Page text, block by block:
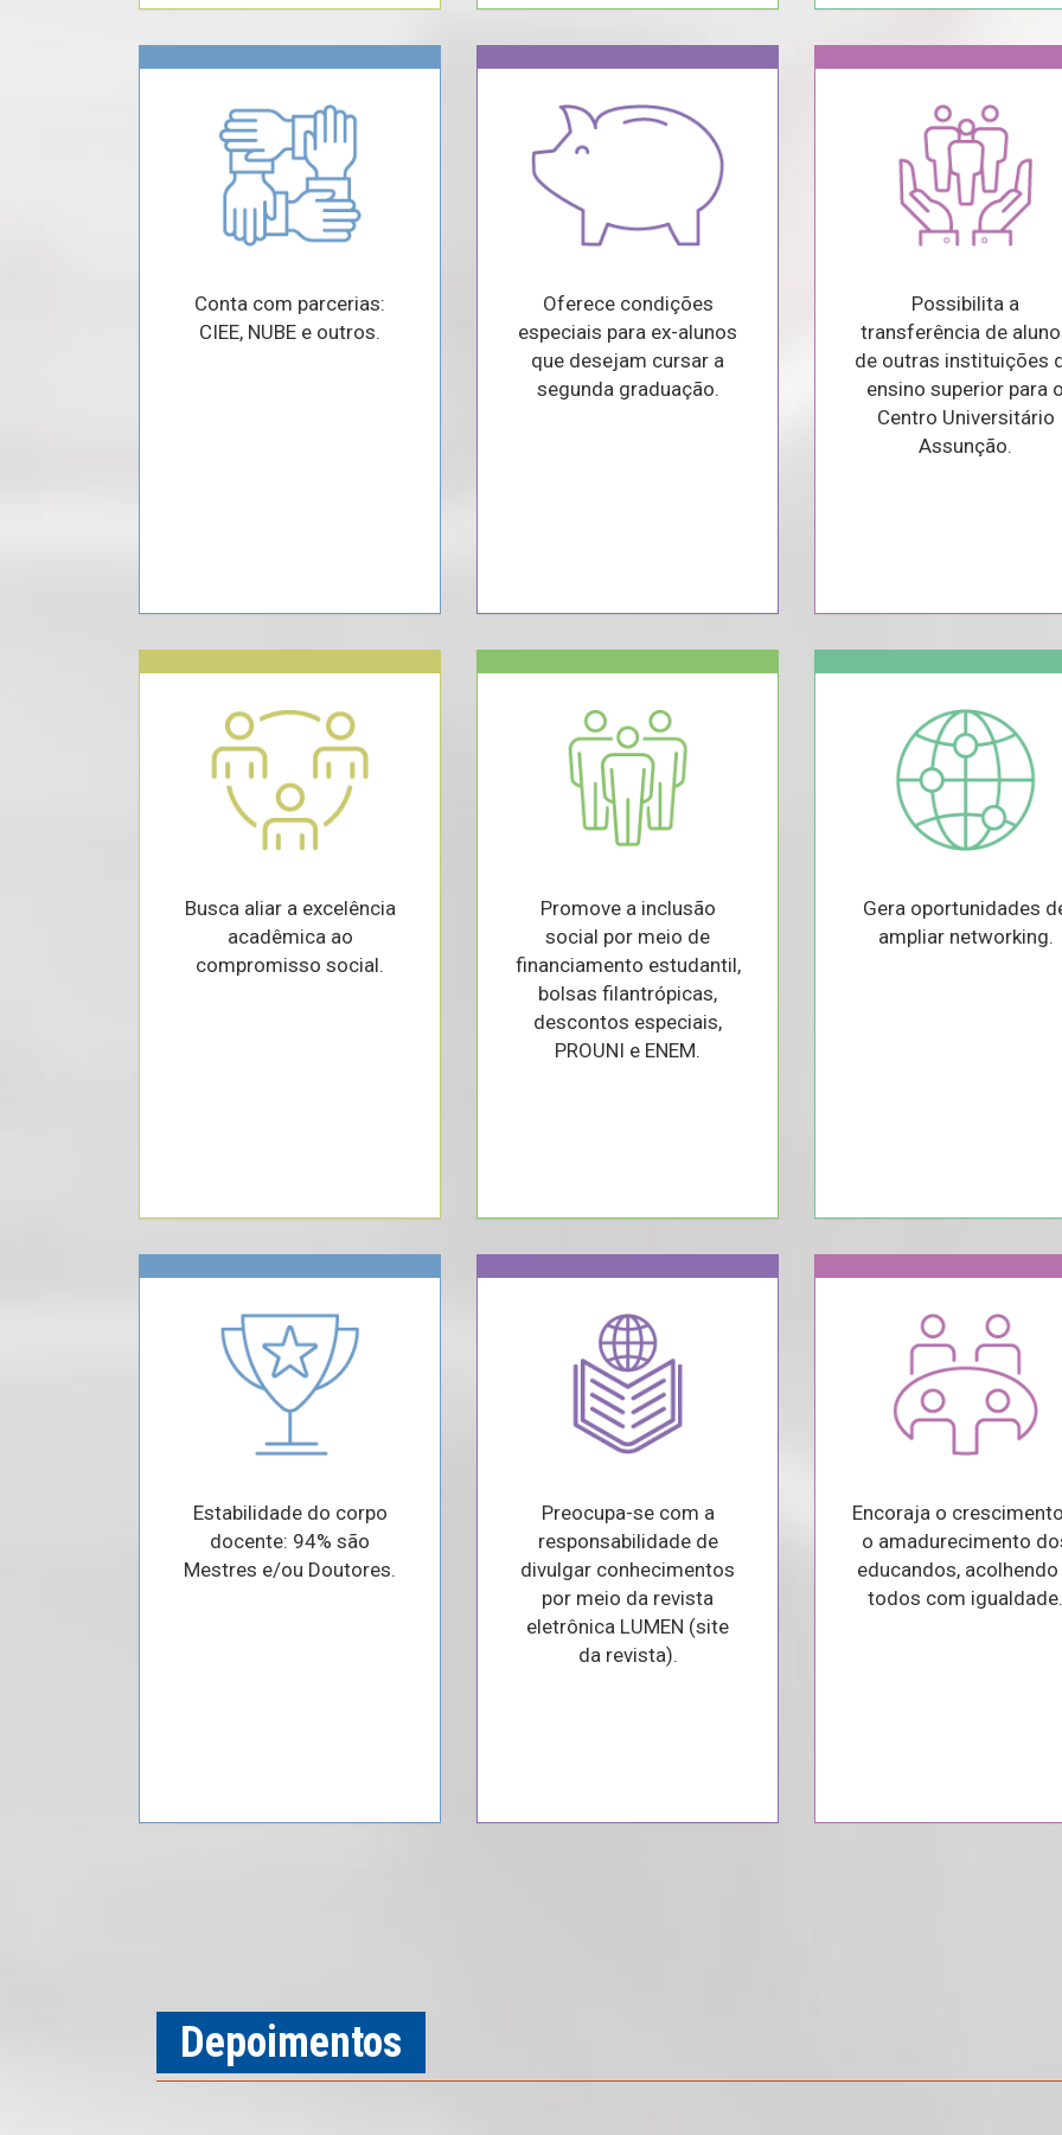
Conta com parcerias:
CIEE, NUBE e outros.
Oferece condições
especiais para ex-alunos
que desejam cursar a
segunda graduação.
Possibilita a
transferência de
de outras instituições
ensino superior para
Centro Universitário
Assunção.
Busca aliar a excelência
acadêmica ao
compromisso social.
Promove a inclusão
social por meio de
financiamento estudantil,
bolsas filantrópicas,
descontos especiais,
PROUNI e ENEM.
Gera oportunidades
ampliar networking.
Estabilidade do corpo
docente: 94% são
Mestres e/ou Doutores.
Preocupa-se com a
responsabilidade de
divulgar conhecimentos
por meio da revista
eletrônica LUMEN (site
da revista).
Encoraja o
o amadurecimento
educandos, acolhendo
todos com igualdade.
Depoimentos